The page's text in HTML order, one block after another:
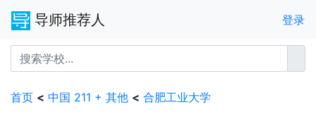
导师推荐人 登录
首页 < 中国 211 + 其他 < 合肥工业大学